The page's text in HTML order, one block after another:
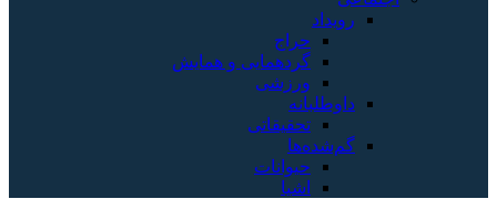
رویداد
حراج
گردهمایی و همایش
ورزشی
داوطلبانه
تحقیقاتی
گم‌شده‌ها
حیوانات
اشیا